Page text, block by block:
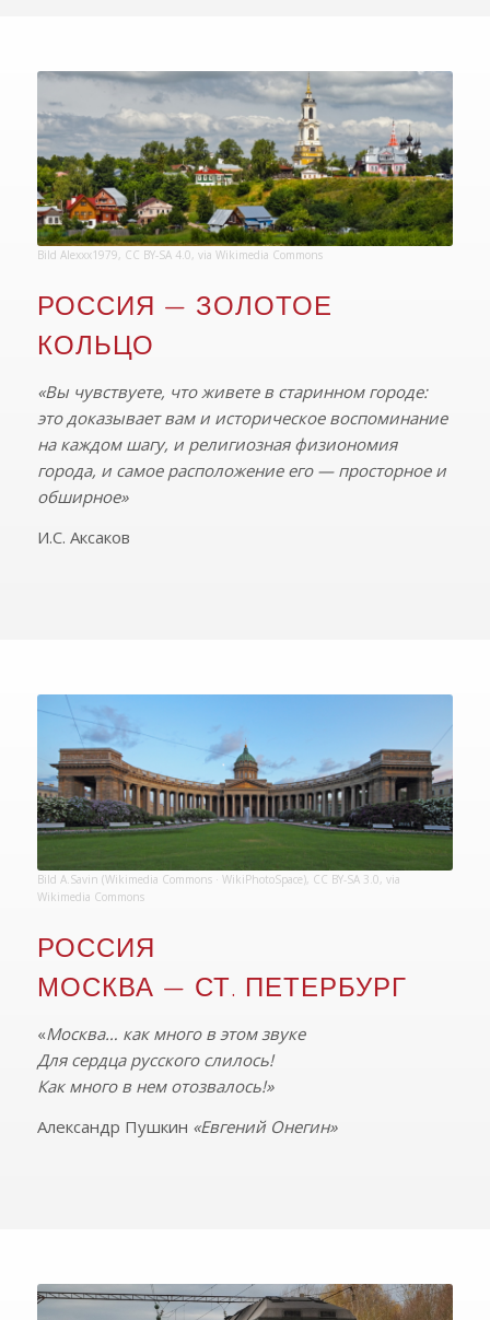
Bild Alexxx1979, CC BY-SA 4.0, via Wikimedia Commons
РОССИЯ — ЗОЛОТОЕ
КОЛЬЦО
«Вы чувствуете, что живете в старинном городе:
это доказывает вам и историческое воспоминание
на каждом шагу, и религиозная физиономия
города, и самое расположение его — просторное и
обширное»
И.С. Аксаков
Bild A.Savin (Wikimedia Commons · WikiPhotoSpace), CC BY-SA 3.0, via
Wikimedia Commons
РОССИЯ
МОСКВА — СТ. ПЕТЕРБУРГ
«Москва… как много в этом звуке
Для сердца русского слилось!
Как много в нем отозвалось!»
Александр Пушкин «Евгений Онегин»